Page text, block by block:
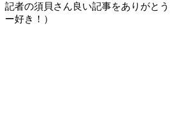
記者の須貝さん良い記事をありがと
ー好き！）